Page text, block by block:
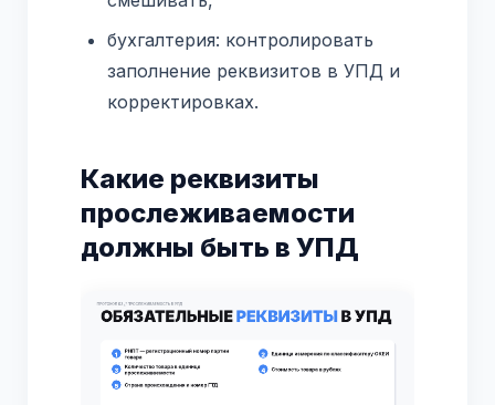
бухгалтерия: контролировать
заполнение реквизитов в УПД и
корректировках.
Какие реквизиты
прослеживаемости
должны быть в УПД